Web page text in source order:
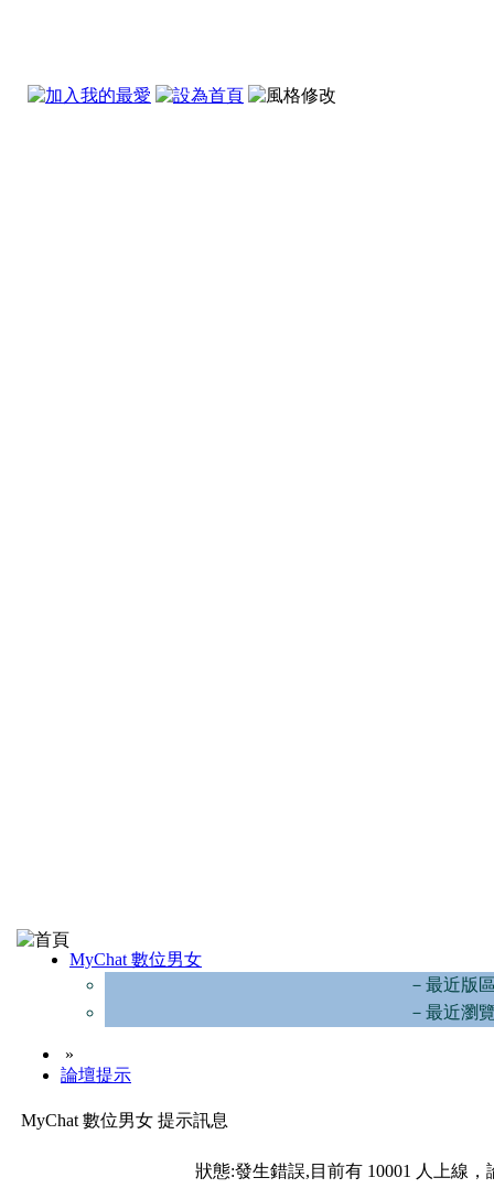
MyChat 數位男女
－最近版
－最近瀏
»
論壇提示
MyChat 數位男女 提示訊息
狀態:發生錯誤,目前有 10001 人上線